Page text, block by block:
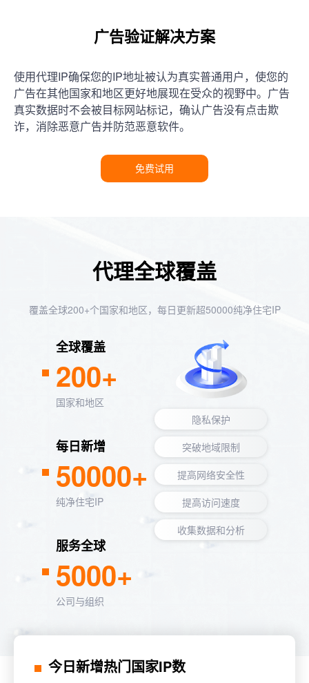
广告验证解决方案
使用代理IP确保您的IP地址被认为真实普通用户，使您的
广告在其他国家和地区更好地展现在受众的视野中。广告
真实数据时不会被目标网站标记，确认广告没有点击欺
诈，消除恶意广告并防范恶意软件。
免费试用
代理全球覆盖
覆盖全球200+个国家和地区，每日更新超50000纯净住宅IP
全球覆盖
200+
国家和地区
每日新增
50000+
纯净住宅IP
服务全球
5000+
公司与组织
隐私保护
突破地域限制
提高网络安全性
提高访问速度
收集数据和分析
今日新增热门国家IP数